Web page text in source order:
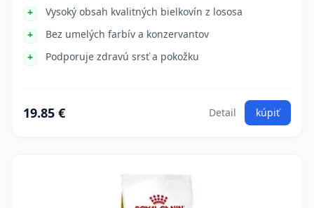
Vysoký obsah kvalitných bielkovín z lososa
Bez umelých farbív a konzervantov
Podporuje zdravú srsť a pokožku
19.85 € Detail kúpiť